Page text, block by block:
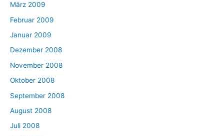
März 2009
Februar 2009
Januar 2009
Dezember 2008
November 2008
Oktober 2008
September 2008
August 2008
Juli 2008